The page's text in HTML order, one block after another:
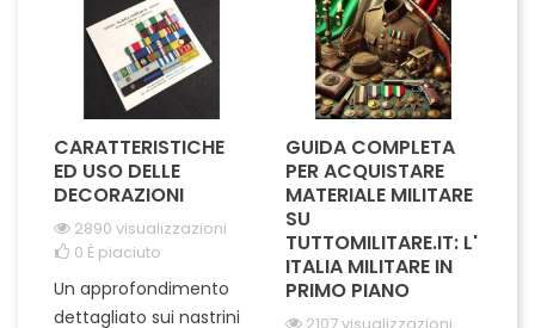
distinzione e...
CARATTERISTICHE
ED USO DELLE
DECORAZIONI
2890 visualizzazioni
0 È piaciuto
Un approfondimento
dettagliato sui nastrini
GUIDA COMPLETA
PER ACQUISTARE
MATERIALE MILITARE
SU
TUTTOMILITARE.IT: L'
ITALIA MILITARE IN
PRIMO PIANO